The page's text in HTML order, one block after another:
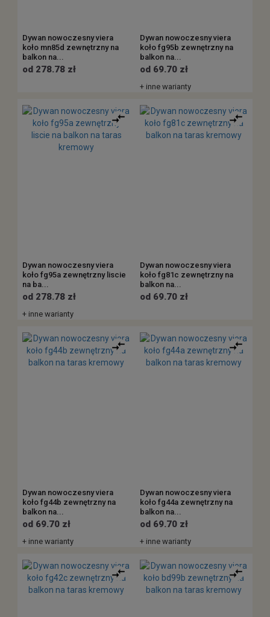
Dywan nowoczesny viera
koło mn85d zewnętrzny na
balkon na...
od 278.78 zł
Dywan nowoczesny viera
koło fg95b zewnętrzny na
balkon na...
od 69.70 zł
+ inne warianty
Dywan nowoczesny viera
koło fg95a zewnętrzny liscie
na ba...
od 278.78 zł
+ inne warianty
Dywan nowoczesny viera
koło fg81c zewnętrzny na
balkon na...
od 69.70 zł
Dywan nowoczesny viera
koło fg44b zewnętrzny na
balkon na...
od 69.70 zł
+ inne warianty
Dywan nowoczesny viera
koło fg44a zewnętrzny na
balkon na...
od 69.70 zł
+ inne warianty